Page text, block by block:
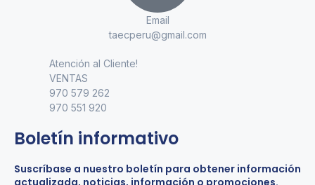
Email
taecperu@gmail.com
Atención al Cliente!
VENTAS
970 579 262
970 551 920
Boletín informativo
Suscríbase a nuestro boletín para obtener información